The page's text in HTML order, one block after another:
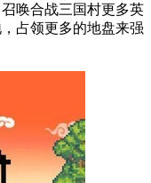
唤合战三国村更多英
占领更多的地盘来强